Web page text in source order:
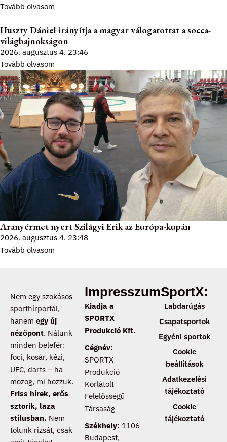
Tovább olvasom
Huszty Dániel irányítja a magyar válogatottat a socca-
világbajnokságon
2026. augusztus 4. 23:46
Tovább olvasom
Aranyérmet nyert Szilágyi Erik az Európa-kupán
2026. augusztus 4. 23:48
Tovább olvasom
Nem egy szokásos
sporthírportál,
hanem egy új
nézőpont. Nálunk
minden belefér:
foci, kosár, kézi,
UFC, darts – ha
mozog, mi hozzuk.
Friss hírek, erős
sztorik, laza
stílusban. Nem
tolunk rizsát, csak
Impresszum:
Kiadja a
SPORTX
Produkció Kft.
Cégnév:
SPORTX
Produkció
Korlátolt
Felelősségű
Társaság
Székhely: 1106
Budapest,
SportX:
Labdarúgás
Csapatsportok
Egyéni sportok
Cookie
beállítások
Adatkezelési
tájékoztató
Cookie
tájékoztató